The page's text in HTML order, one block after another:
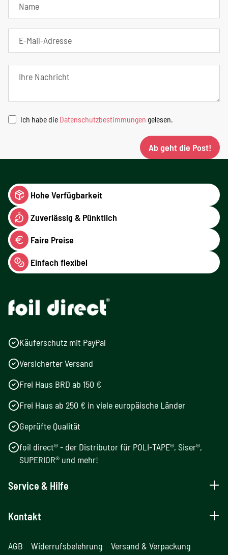
Ich habe die Datenschutzbestimmungen gelesen.
Ab geht die Post!
Hohe Verfügbarkeit
Zuverlässig & Pünktlich
Faire Preise
Einfach flexibel
Käuferschutz mit PayPal
Versicherter Versand
Frei Haus BRD ab 150 €
Frei Haus ab 250 € in viele europäische Länder
Geprüfte Qualität
foil direct® - der Distributor für POLI-TAPE®, Siser®,
SUPERIOR® und mehr!
Service & Hilfe
Kontakt
AGB Widerrufsbelehrung
Versand & Verpackung